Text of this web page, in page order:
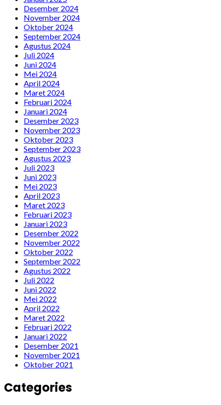
Desember 2024
November 2024
Oktober 2024
September 2024
Agustus 2024
Juli 2024
Juni 2024
Mei 2024
April 2024
Maret 2024
Februari 2024
Januari 2024
Desember 2023
November 2023
Oktober 2023
September 2023
Agustus 2023
Juli 2023
Juni 2023
Mei 2023
April 2023
Maret 2023
Februari 2023
Januari 2023
Desember 2022
November 2022
Oktober 2022
September 2022
Agustus 2022
Juli 2022
Juni 2022
Mei 2022
April 2022
Maret 2022
Februari 2022
Januari 2022
Desember 2021
November 2021
Oktober 2021
Categories